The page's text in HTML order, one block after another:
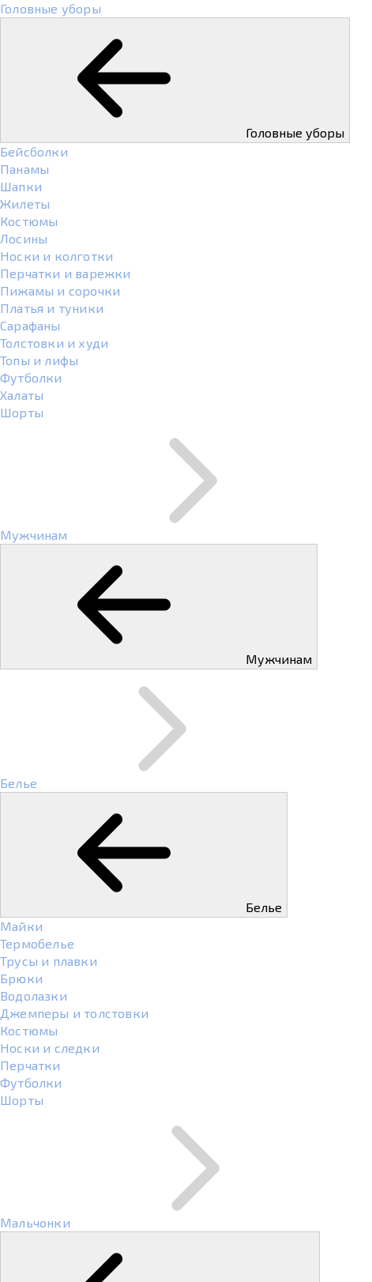
Головные уборы
Головные уборы
Бейсболки
Панамы
Шапки
Жилеты
Костюмы
Лосины
Носки и колготки
Перчатки и варежки
Пижамы и сорочки
Платья и туники
Сарафаны
Толстовки и худи
Топы и лифы
Футболки
Халаты
Шорты
Мужчинам
Мужчинам
Белье
Белье
Майки
Термобелье
Трусы и плавки
Брюки
Водолазки
Джемперы и толстовки
Костюмы
Носки и следки
Перчатки
Футболки
Шорты
Мальчонки